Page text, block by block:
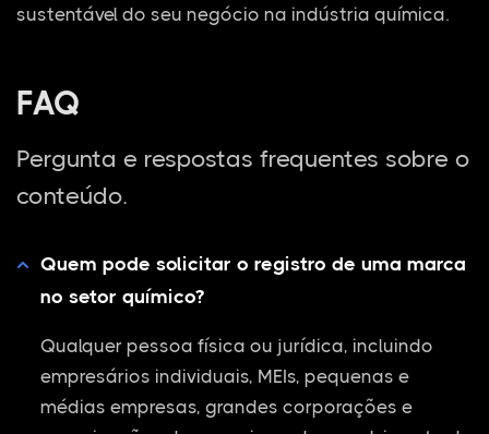
sustentável do seu negócio na indústria química.
FAQ
Pergunta e respostas frequentes sobre o
conteúdo.
Quem pode solicitar o registro de uma marca
no setor químico?
Qualquer pessoa física ou jurídica, incluindo
empresários individuais, MEIs, pequenas e
médias empresas, grandes corporações e